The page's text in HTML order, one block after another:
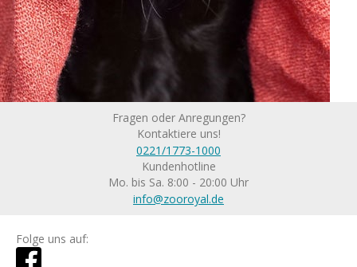
Fragen oder Anregungen?
Kontaktiere uns!
0221/1773-1000
Kundenhotline
Mo. bis Sa. 8:00 - 20:00 Uhr
info@zooroyal.de
Folge uns auf: